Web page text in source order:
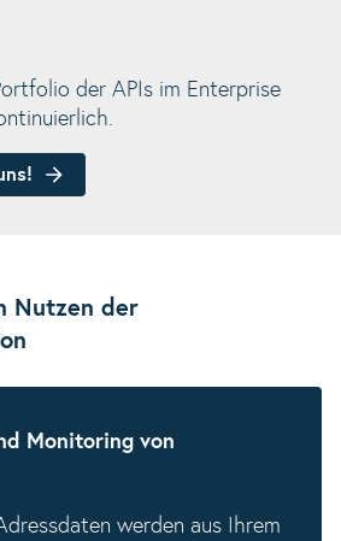
der APIs im Enterprise
Nutzen der
Monitoring von
werden aus Ihrem